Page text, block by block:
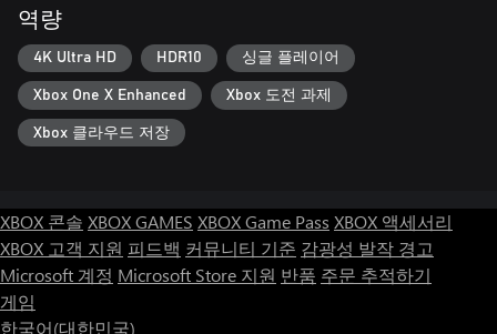
역량
4K Ultra HD HDR10 싱글 플레이어
Xbox One X Enhanced Xbox 도전 과제
Xbox 클라우드 저장
XBOX 콘솔 XBOX GAMES XBOX Game Pass XBOX 액세서리
XBOX 고객 지원 피드백 커뮤니티 기준 감광성 발작 경고
Microsoft 계정 Microsoft Store 지원 반품 주문 추적하기
게임
한국어(대한민국)